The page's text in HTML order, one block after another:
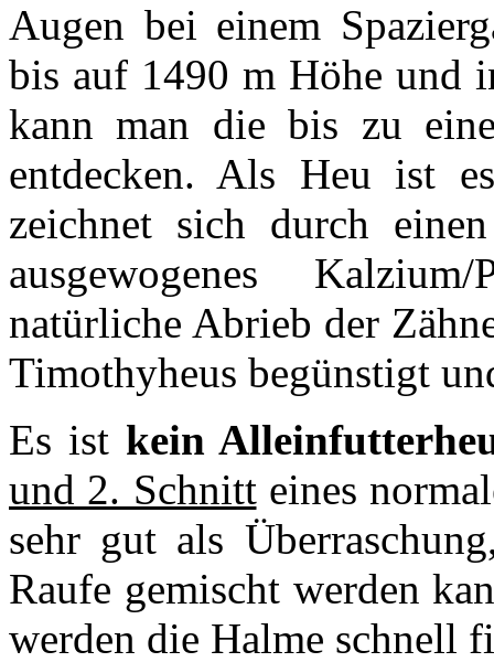
Augen bei einem
bis auf 1490 m Höhe und
kann man die bis zu
entdecken. Als Heu ist
zeichnet sich durch
ausgewogenes
natürliche Abrieb der
Timothyheus begünstigt
Es ist kein
und 2. Schnitteines
sehr gut als
Raufe gemischt werden
werden die Halme schnell